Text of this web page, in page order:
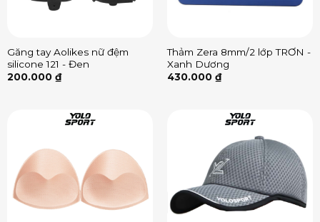
Găng tay Aolikes nữ đệm
silicone 121 - Đen
200.000 ₫
Thảm Zera 8mm/2 lớp TRƠN -
Xanh Dương
430.000 ₫